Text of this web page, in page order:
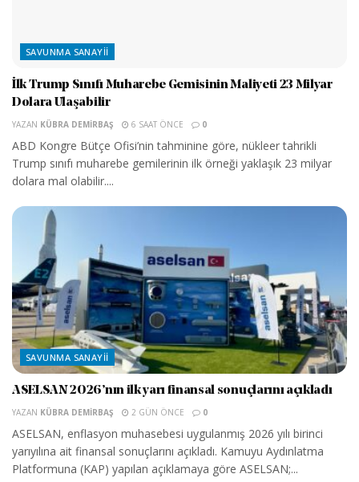
SAVUNMA SANAYII
İlk Trump Sınıfı Muharebe Gemisinin Maliyeti 23 Milyar
Dolara Ulaşabilir
YAZAN KÜBRA DEMIRBAŞ 6 SAAT ÖNCE 0
ABD Kongre Bütçe Ofisi’nin tahminine göre, nükleer tahrikli
Trump sınıfı muharebe gemilerinin ilk örneği yaklaşık 23 milyar
dolara mal olabilir....
SAVUNMA SANAYII
ASELSAN 2026’nın ilk yarı finansal sonuçlarını açıkladı
YAZAN KÜBRA DEMIRBAŞ 2 GÜN ÖNCE 0
ASELSAN, enflasyon muhasebesi uygulanmış 2026 yılı birinci
yarıyılına ait finansal sonuçlarını açıkladı. Kamuyu Aydınlatma
Platformuna (KAP) yapılan açıklamaya göre ASELSAN;...